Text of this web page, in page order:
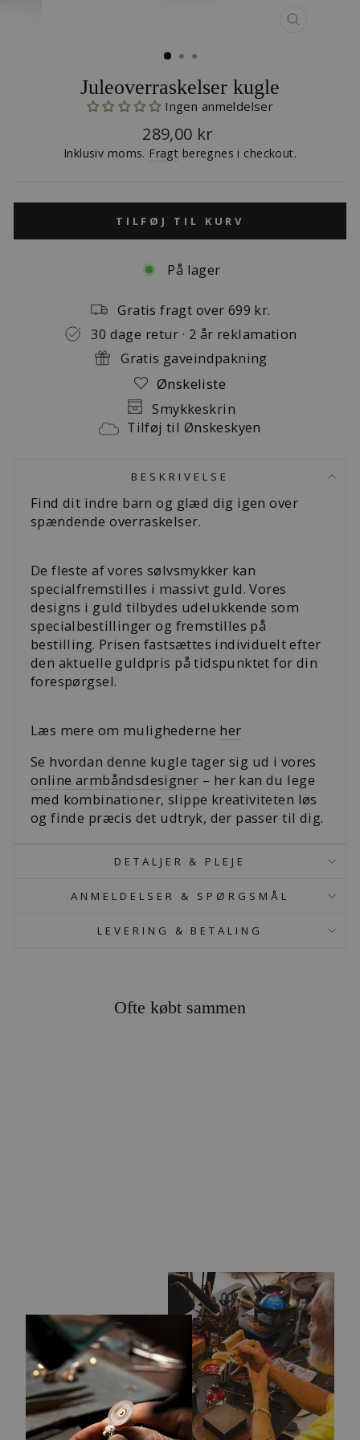
Juleoverraskelser kugle
Ingen anmeldelser
Normalpris
289,00 kr
Inklusiv moms. Fragt beregnes i checkout.
TILFØJ TIL KURV
På lager
Gratis fragt over 699 kr.
30 dage retur · 2 år reklamation
Gratis gaveindpakning
Ønskeliste
Smykkeskrin
Tilføj til Ønskeskyen
BESKRIVELSE
Find dit indre barn og glæd dig igen over
spændende overraskelser.
De fleste af vores sølvsmykker kan
specialfremstilles i massivt guld. Vores
designs i guld tilbydes udelukkende som
specialbestillinger og fremstilles på
bestilling. Prisen fastsættes individuelt efter
den aktuelle guldpris på tidspunktet for din
forespørgsel.
Læs mere om mulighederne her
Se hvordan denne kugle tager sig ud i vores
online armbåndsdesigner – her kan du lege
med kombinationer, slippe kreativiteten løs
og finde præcis det udtryk, der passer til dig.
DETALJER & PLEJE
ANMELDELSER & SPØRGSMÅL
LEVERING & BETALING
Ofte købt sammen